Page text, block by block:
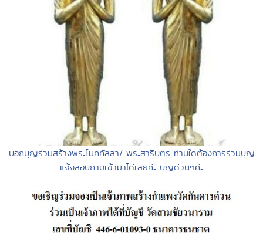
บอกบุญร่วมสร้างพระโมคคัลลา/ พระสารีบุตร ท่านใดต้องการร่วมบุญ
แจ้งสอบถามเข้ามาได่เลยค่ะ บุญด่วนๆค่ะ